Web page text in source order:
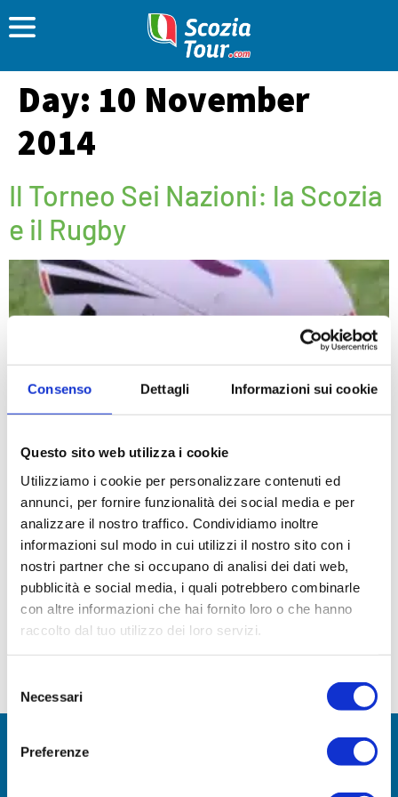
Consenso Dettagli Informazioni sui cookie
Questo sito web utilizza i cookie
Utilizziamo i cookie per personalizzare contenuti ed
annunci, per fornire funzionalità dei social media e per
analizzare il nostro traffico. Condividiamo inoltre
informazioni sul modo in cui utilizzi il nostro sito con i
nostri partner che si occupano di analisi dei dati web,
pubblicità e social media, i quali potrebbero combinarle
con altre informazioni che hai fornito loro o che hanno
raccolto dal tuo utilizzo dei loro servizi.
delNecessari
Preferenze
Day: 10 November
2014
Il Torneo Sei Nazioni: la Scozia
e il Rugby
Era il lontano 1823 quando William Webb Elliss, un
studente inglese della cittadina di Rugby, decise di
infrangere per sempre le regole del calcio. Durante un
match, prese la palla al volo, cioè con le mani, una
mossa all’epoca permessa dal regolamento, e iniziò a
La […]